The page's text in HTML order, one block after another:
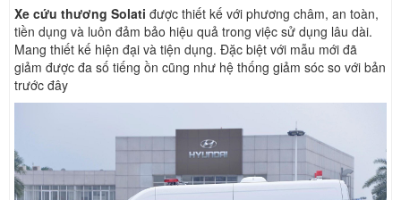
Xe cứu thương Solati được thiết kế với phương châm, an toàn,
tiền dụng và luôn đảm bảo hiệu quả trong việc sử dụng lâu dài.
Mang thiết kế hiện đại và tiện dụng. Đặc biệt với mẫu mới đã
giảm được đa số tiếng ồn cũng như hệ thống giảm sóc so với bản
trước đây